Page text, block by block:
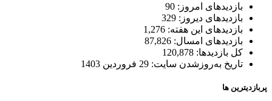
بازدیدهای امروز: 90
بازدیدهای دیروز: 329
بازدیدهای این هفته: 1,276
بازدیدهای امسال: 87,826
کل بازدیدها: 120,878
تاریخ به‌روزشدن سایت: 29 فروردین 1403
پربازدیترین ها